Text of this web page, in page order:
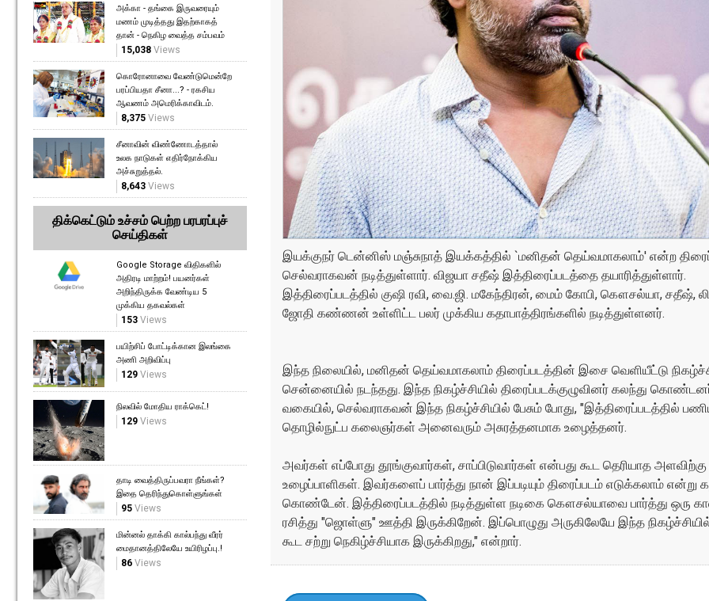
இயக்குநர் டென்னிஸ் மஞ்சுநாத் இயக்கத்தில் `மனிதன் தெய்வமாகலாம்' என்ற
செல்வராகவன் நடித்துள்ளார். விஜயா சதீஷ் இத்திரைப்படத்தை தயாரித்துள்ளார்.
இத்திரைப்படத்தில் குஷி ரவி, வை.ஜி. மகேந்திரன், மைம் கோபி, கௌசல்யா, சதீஷ்,
ஜோதி கண்ணன் உள்ளிட்ட பலர் முக்கிய கதாபாத்திரங்களில் நடித்துள்ளனர்.
இந்த நிலையில், மனிதன் தெய்வமாகலாம் திரைப்படத்தின் இசை வெளியீட்டு
சென்னையில் நடந்தது. இந்த நிகழ்ச்சியில் திரைப்படக்குழுவினர் கலந்து
வகையில், செல்வராகவன் இந்த நிகழ்ச்சியில் பேசும் போது, "இத்திரைப்படத்தில்
தொழில்நுட்ப கலைஞர்கள் அனைவரும் அசுரத்தனமாக உழைத்தனர்.
அவர்கள் எப்போது தூங்குவார்கள், சாப்பிடுவார்கள் என்பது கூட தெரியாத அளவிற்கு
உழைப்பாளிகள். இவர்களைப் பார்த்து நான் இப்படியும் திரைப்படம் எடுக்கலாம் என்று
கொண்டேன். இத்திரைப்படத்தில் நடித்துள்ள நடிகை கௌசல்யாவை பார்த்து ஒரு
ரசித்து "ஜொள்ளு" ஊத்தி இருக்கிறேன். இப்பொழுது அருகிலேயே இந்த
கூட சற்று நெகிழ்ச்சியாக இருக்கிறது," என்றார்.
அக்கா - தங்கை இருவரையும்
மணம் முடித்தது இதற்காகத்
தான் - நெகிழ வைத்த சம்பவம்
15,038 Views
கொரோனாவை வேண்டுமென்றே
பரப்பியதா சீனா...? - ரகசிய
ஆவணம் அமெரிக்காவிடம்.
8,375 Views
சீனாவின் விண்ணோடத்தால்
உலக நாடுகள் எதிர்நோக்கிய
அச்சுறுத்தல்.
8,643 Views
திக்கெட்டும் உச்சம் பெற்ற பரபரப்புச்
செய்திகள்
Google Storage விதிகளில்
அதிரடி மாற்றம்! பயனர்கள்
அறிந்திருக்க வேண்டிய 5
முக்கிய தகவல்கள்
153 Views
பயிற்சிப் போட்டிக்கான இலங்கை
அணி அறிவிப்பு
129 Views
நிலவில் மோதிய ராக்கெட்!
129 Views
தாடி வைத்திருப்பவரா நீங்கள்?
இதை தெரிந்துகொள்ளுங்கள்
95 Views
மின்னல் தாக்கி கால்பந்து வீரர்
மைதானத்திலேயே உயிரிழப்பு.!
86 Views